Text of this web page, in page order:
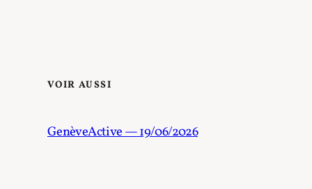
VOIR AUSSI
GenèveActive — 19/06/2026